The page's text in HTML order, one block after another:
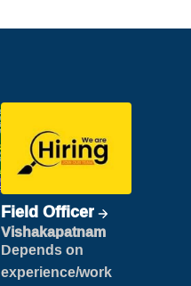
Field Officer
Vishakapatnam
Depends on
experience/work